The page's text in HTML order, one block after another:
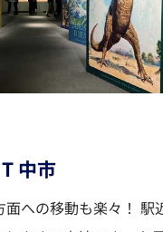
中市
への移動も楽々！ 駅